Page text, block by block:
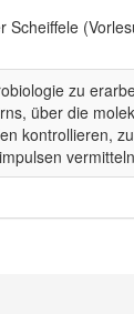
zu
über die
kontrollieren,